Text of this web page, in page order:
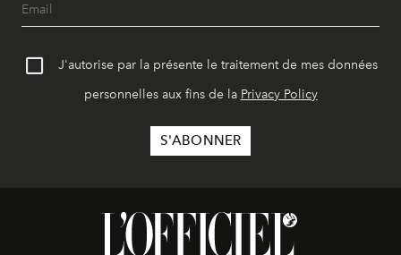
J'autorise par la présente le traitement de mes données
personnelles aux fins de la Privacy Policy